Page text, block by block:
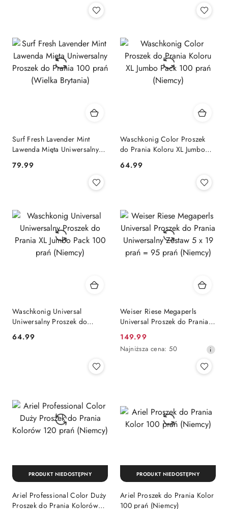
przed
obniżką
Surf Fresh Lavender Mint
Lawenda Mięta Uniwersalny
(Wielka Brytania)
Cena:
79.99
Waschkonig Color Proszek
do Prania Koloru XL Jumbo
Cena:
64.99
Waschkonig Universal
Uniwersalny Proszek do
prań (Niemcy)
Cena:
64.99
Weiser Riese Megaperls
Universal Proszek do Prania
prań = 95 prań (Niemcy)
Cena
promocyjna:
149.99
Najniższa
Najniższa cena: 50
Ariel Professional Color Duży
Proszek do Prania Kolorów
PRODUKT NIEDOSTĘPNY
Ariel Proszek do Prania Kolor
100 prań (Niemcy)
PRODUKT NIEDOSTĘPNY